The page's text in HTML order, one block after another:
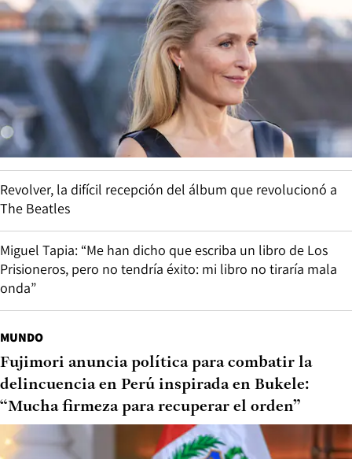
Revolver, la difícil recepción del álbum que revolucionó a
The Beatles
Miguel Tapia: “Me han dicho que escriba un libro de Los
Prisioneros, pero no tendría éxito: mi libro no tiraría mala
onda”
MUNDO
Fujimori anuncia política para combatir la
delincuencia en Perú inspirada en Bukele:
“Mucha firmeza para recuperar el orden”